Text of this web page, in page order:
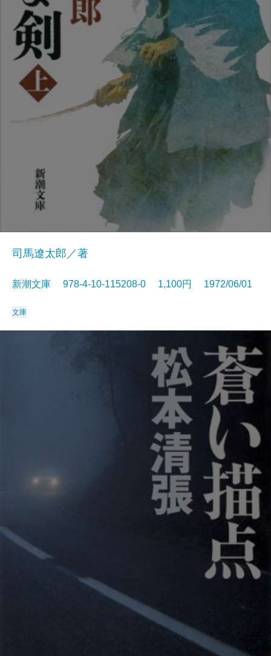
司馬遼太郎／著
新潮文庫 978-4-10-115208-0 1,100円 1972/06/01
文庫